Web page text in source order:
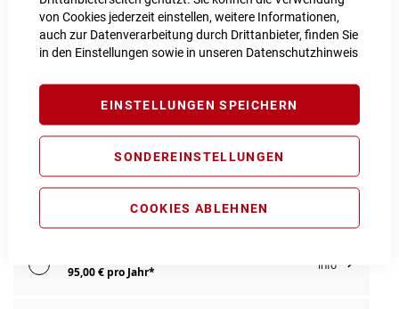
von Cookies jederzeit einstellen, weitere Informationen,
auch zur Datenverarbeitung durch Drittanbieter, finden Sie
in den Einstellungen sowie in unseren Datenschutzhinweis
EINSTELLUNGEN SPEICHERN
SONDEREINSTELLUNGEN
COOKIES ABLEHNEN
PROBEFAHRT VEREINBAREN
Produktanfrage stellen
Extra Schutz? Jetzt Tarife entdecken!
E-Bike Komplettschutz
119,00 € pro Jahr*
95,00 € pro Jahr*
Info